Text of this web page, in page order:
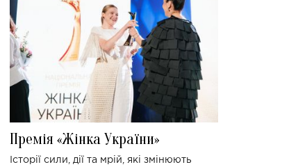
Премія «Жінка України»
Історії сили, дії та мрій, які змінюють